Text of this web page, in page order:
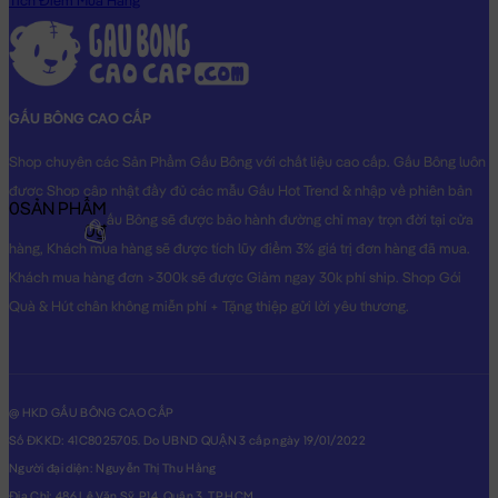
GẤU BÔNG CAO CẤP
Shop chuyên các Sản Phẩm Gấu Bông với chất liệu cao cấp. Gấu Bông luôn
được Shop cập nhật đầy đủ các mẫu Gấu Hot Trend & nhập về phiên bản
Original nhất. Gấu Bông sẽ được bảo hành đường chỉ may trọn đời tại cửa
hàng, Khách mua hàng sẽ được tích lũy điểm 3% giá trị đơn hàng đã mua.
Khách mua hàng đơn >300k sẽ được Giảm ngay 30k phí ship. Shop Gói
Quà & Hút chân không miễn phí + Tặng thiệp gửi lời yêu thương.
@ HKD GẤU BÔNG CAO CẤP
Số ĐKKD: 41C8025705. Do UBND QUẬN 3 cấp ngày 19/01/2022
Người đại diện: Nguyễn Thị Thu Hằng
0SẢN PHẨM
0₫